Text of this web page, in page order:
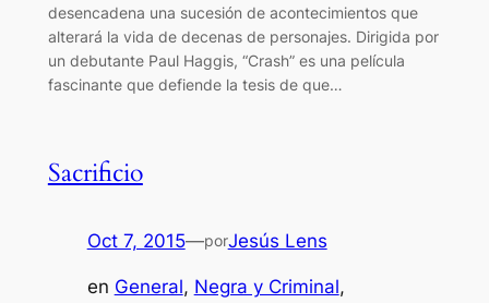
desencadena una sucesión de acontecimientos que
alterará la vida de decenas de personajes. Dirigida por
un debutante Paul Haggis, “Crash” es una película
fascinante que defiende la tesis de que…
Sacrificio
Oct 7, 2015—porJesús Lens
en General, Negra y Criminal